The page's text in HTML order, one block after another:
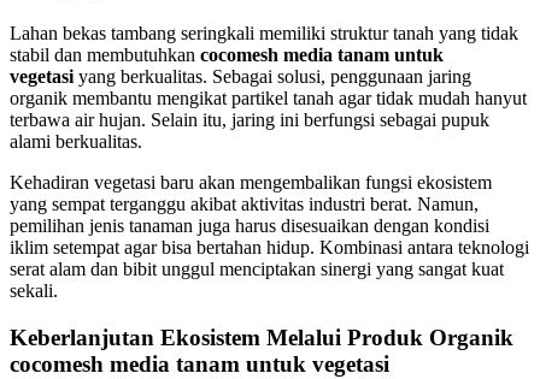
Lahan bekas tambang seringkali memiliki struktur tanah yang tidak
stabil dan membutuhkan cocomesh media tanam untuk
vegetasi yang berkualitas. Sebagai solusi, penggunaan jaring
organik membantu mengikat partikel tanah agar tidak mudah hanyut
terbawa air hujan. Selain itu, jaring ini berfungsi sebagai pupuk
alami berkualitas.
Kehadiran vegetasi baru akan mengembalikan fungsi ekosistem
yang sempat terganggu akibat aktivitas industri berat. Namun,
pemilihan jenis tanaman juga harus disesuaikan dengan kondisi
iklim setempat agar bisa bertahan hidup. Kombinasi antara teknologi
serat alam dan bibit unggul menciptakan sinergi yang sangat kuat
sekali.
Keberlanjutan Ekosistem Melalui Produk Organik
cocomesh media tanam untuk vegetasi